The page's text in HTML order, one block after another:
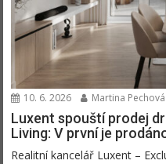
10. 6. 2026 Martina Pechová
Luxent spouští prodej
Living: V první je
Realitní kancelář Luxent –